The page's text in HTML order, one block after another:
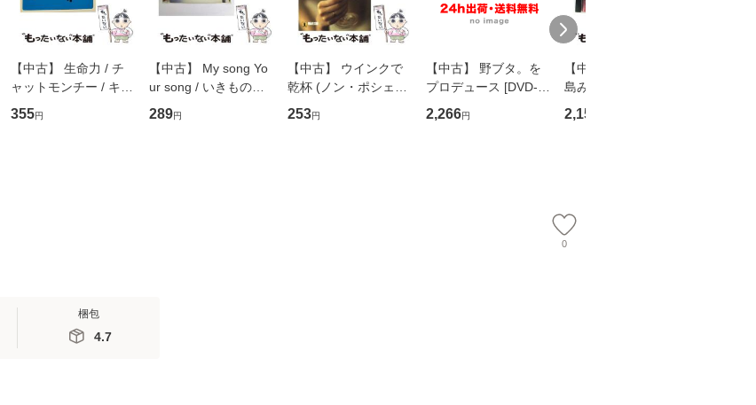
【中古】 生命力 / チ
ャットモンチー / キュ
ーンレコード [CD]
【メール便送料無料】
355円
【中古】 My song Yo
ur song / いきものが
かり / [CD]【メール便
送料無料】
289円
【中古】 ウインクで
乾杯 (ノン・ポシェッ
ト) / 東野圭吾 / 祥伝
社 [文庫]【メール便送
253円
【中古】 野ブタ。を
プロデュース [DVD-B
OX] / バップ [DVD]
【メール便送料無料】
2,266円
【中古】 寒水魚 / 中
島みゆき / [CD]【メー
ル便送料無料】
2,150
0
梱包
4.7